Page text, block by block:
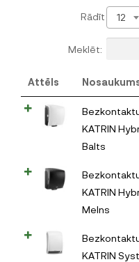
Rādīt 12
Meklēt:
Attēls
KATRIN
Balts
KATRIN
Melns
KATRIN